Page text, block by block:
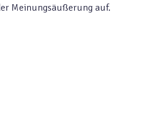
Meinungsäußerung auf.